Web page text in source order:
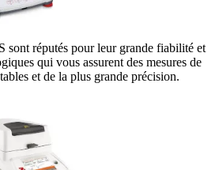
sont réputés pour leur grande fiabilité et
qui vous assurent des mesures de
et de la plus grande précision.